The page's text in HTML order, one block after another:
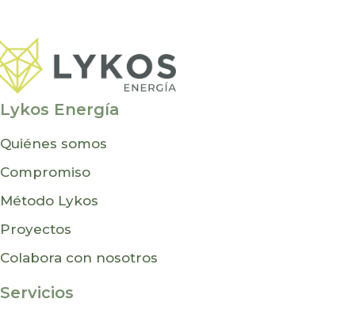
Lykos Energía
Quiénes somos
Compromiso
Método Lykos
Proyectos
Colabora con nosotros
Servicios